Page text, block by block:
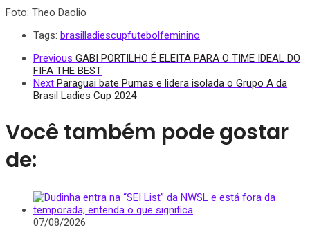
Foto: Theo Daolio
Tags: brasilladiescupfutebolfeminino
Previous GABI PORTILHO É ELEITA PARA O TIME IDEAL DO
FIFA THE BEST
Next Paraguai bate Pumas e lidera isolada o Grupo A da
Brasil Ladies Cup 2024
Você também pode gostar
de:
07/08/2026